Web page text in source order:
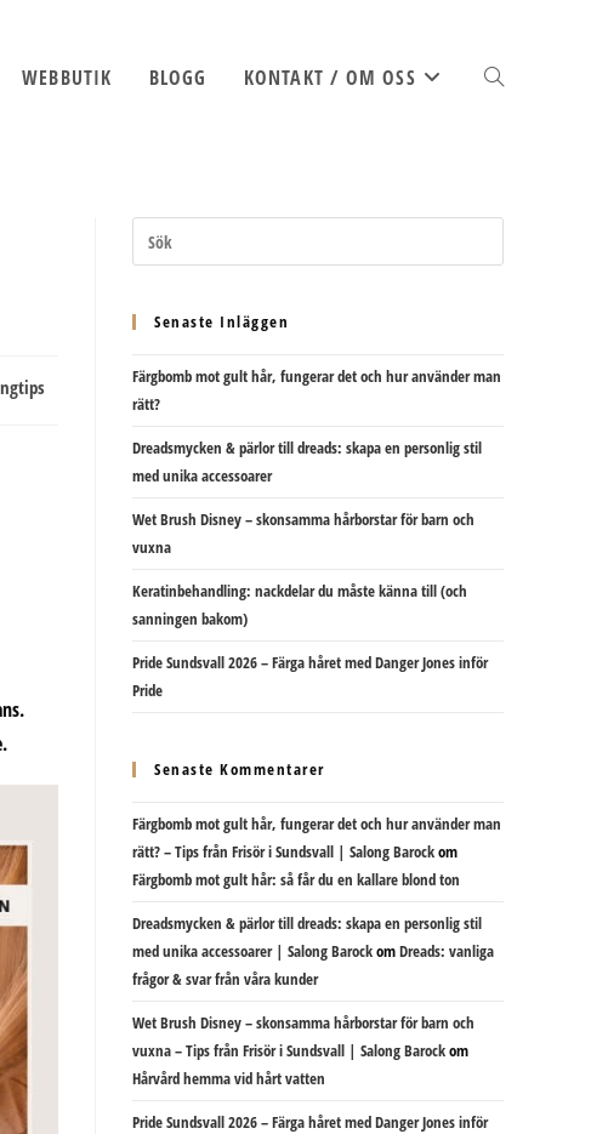
WEBBUTIK BLOGG KONTAKT / OM OSS SLÅ
Senaste Inläggen
Färgbomb mot gult hår, fungerar det och hur använder man
rätt?
Dreadsmycken & pärlor till dreads: skapa en personlig stil
med unika accessoarer
Wet Brush Disney – skonsamma hårborstar för barn och
vuxna
Keratinbehandling: nackdelar du måste känna till (och
sanningen bakom)
Pride Sundsvall 2026 – Färga håret med Danger Jones inför
Pride
Senaste Kommentarer
Färgbomb mot gult hår, fungerar det och hur använder man
rätt? – Tips från Frisör i Sundsvall | Salong Barockom
Färgbomb mot gult hår: så får du en kallare blond ton
Dreadsmycken & pärlor till dreads: skapa en personlig stil
med unika accessoarer | Salong BarockomDreads: vanliga
frågor & svar från våra kunder
Wet Brush Disney – skonsamma hårborstar för barn och
vuxna – Tips från Frisör i Sundsvall | Salong Barockom
Hårvård hemma vid hårt vatten
Pride Sundsvall 2026 – Färga håret med Danger Jones inför